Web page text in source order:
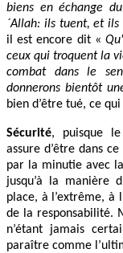
biens en échange
´Allah: ils tuent, et
il est encore dit «
ceux qui troquent la
combat dans le
donnerons bientôt
bien d’être tué, ce
Sécurité, puisque le
assure d’être dans
par la minutie avec
jusqu’à la manière
place, à l’extrême, à
de la responsabilité.
n’étant jamais
paraître comme